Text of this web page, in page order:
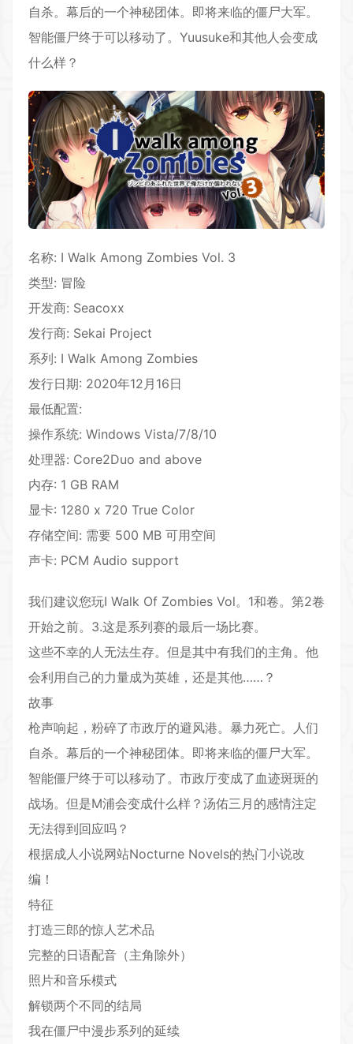
自杀。幕后的一个神秘团体。即将来临的僵尸大军。
智能僵尸终于可以移动了。Yuusuke和其他人会变成
什么样？
名称: I Walk Among Zombies Vol. 3
类型: 冒险
开发商: Seacoxx
发行商: Sekai Project
系列: I Walk Among Zombies
发行日期: 2020年12月16日
最低配置:
操作系统: Windows Vista/7/8/10
处理器: Core2Duo and above
内存: 1 GB RAM
显卡: 1280 x 720 True Color
存储空间: 需要 500 MB 可用空间
声卡: PCM Audio support
我们建议您玩I Walk Of Zombies Vol。1和卷。第2卷
开始之前。3.这是系列赛的最后一场比赛。
这些不幸的人无法生存。但是其中有我们的主角。他
会利用自己的力量成为英雄，还是其他……？
故事
枪声响起，粉碎了市政厅的避风港。暴力死亡。人们
自杀。幕后的一个神秘团体。即将来临的僵尸大军。
智能僵尸终于可以移动了。市政厅变成了血迹斑斑的
战场。但是M浦会变成什么样？汤佑三月的感情注定
无法得到回应吗？
根据成人小说网站Nocturne Novels的热门小说改
编！
特征
打造三郎的惊人艺术品
完整的日语配音（主角除外）
照片和音乐模式
解锁两个不同的结局
我在僵尸中漫步系列的延续